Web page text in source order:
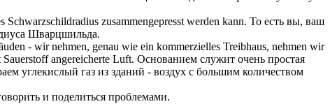
Schwarzschildradius zusammengepresst werden kann. То есть вы, ваш
Шварцшильда.
- wir nehmen, genau wie ein kommerzielles Treibhaus, nehmen wir
angereicherte Luft. Основанием служит очень простая
углекислый газ из зданий - воздух с большим количеством
и поделиться проблемами.